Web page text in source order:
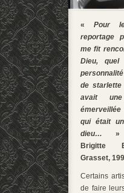
« Pour
reportage
me fit
Dieu, quel
de
avait
qui était
dieu… »
Brigitte
Grasset,
Certains
de faire